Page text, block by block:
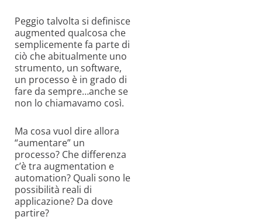
Peggio talvolta si definisce
augmented qualcosa che
semplicemente fa parte di
ciò che abitualmente uno
strumento, un software,
un processo è in grado di
fare da sempre…anche se
non lo chiamavamo così.
Ma cosa vuol dire allora
“aumentare” un
processo? Che differenza
c’è tra augmentation e
automation? Quali sono le
possibilità reali di
applicazione? Da dove
partire?